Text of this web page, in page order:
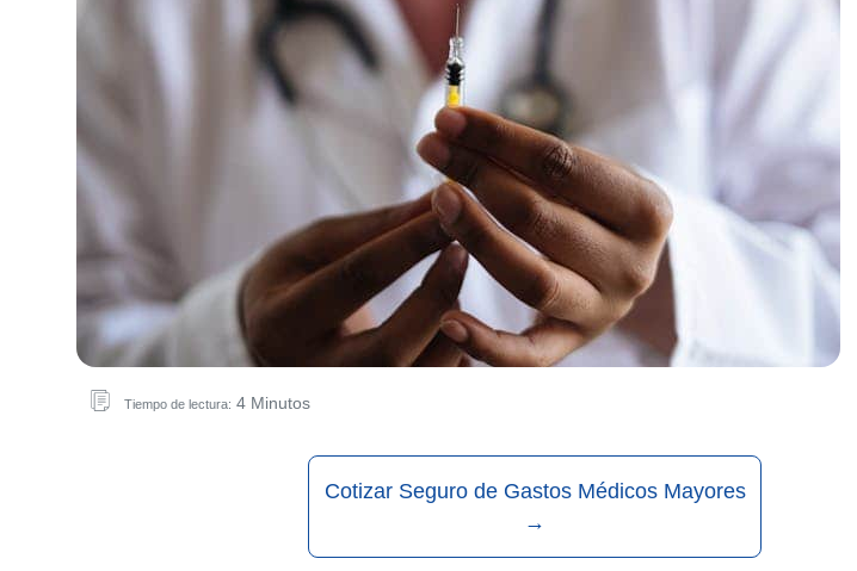
Tiempo de lectura: 4 Minutos
Cotizar Seguro de Gastos Médicos Mayores
→